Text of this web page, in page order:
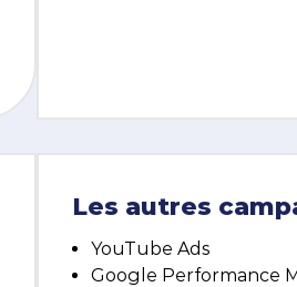
Les autres
YouTube Ads
Google Performance